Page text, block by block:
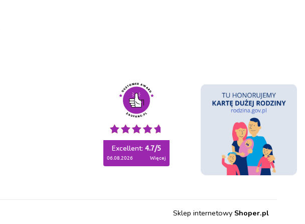
Excellent: 4.7/5
06.08.2026 więcej
Sklep internetowy Shoper.pl